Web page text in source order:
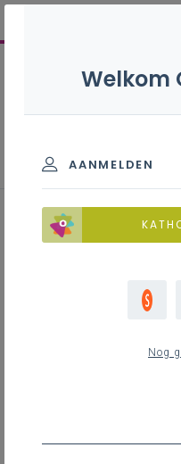
Welkom
AANMELDEN
Nog